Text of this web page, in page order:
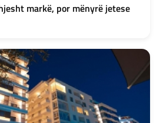
markë, por mënyrë jetese